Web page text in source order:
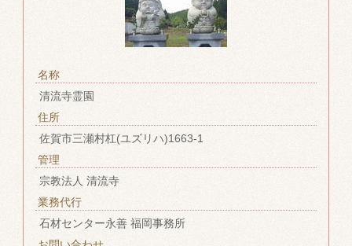
名称
清流寺霊園
住所
佐賀市三瀬村杠(ユズリハ)1663-1
管理
宗教法人 清流寺
業務代行
石材センター永善 福岡事務所